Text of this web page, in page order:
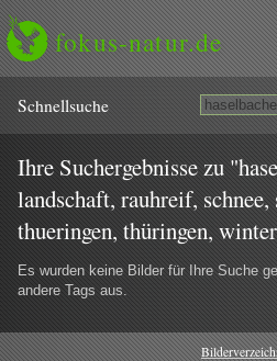
fokus-natur.de
Schnell­suche
Ihre Suchergebnisse zu
landschaft, rauhreif,
thueringen, thüringen,
Es wurden keine Bilder für Ihre Suche
andere Tags aus.